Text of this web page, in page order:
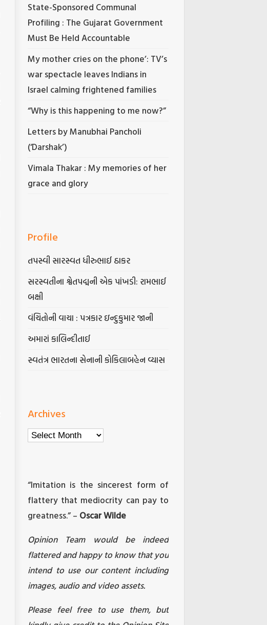
State-Sponsored Communal
Profiling : The Gujarat Government
Must Be Held Accountable
My mother cries on the phone’: TV’s
war spectacle leaves Indians in
Israel calming frightened families
“Why is this happening to me now?”
Letters by Manubhai Pancholi
(‘Darshak’)
Vimala Thakar : My memories of her
grace and glory
Profile
તપસ્વી સારસ્વત ધીરુભાઈ ઠાકર
સરસ્વતીના શ્વેતપદ્મની એક પાંખડી: રામભાઈ
બક્ષી
વંચિતોની વાચા : પત્રકાર ઇન્દુકુમાર જાની
અમારાં કાલિન્દીતાઈ
સ્વતંત્ર ભારતના સેનાની કોકિલાબહેન વ્યાસ
Archives
Archives
“Imitation is the sincerest form of
flattery that mediocrity can pay to
greatness.” – Oscar Wilde
Opinion Team would be indeed
flattered and happy to know that you
intend to use our content including
images, audio and video assets.
Please feel free to use them, but